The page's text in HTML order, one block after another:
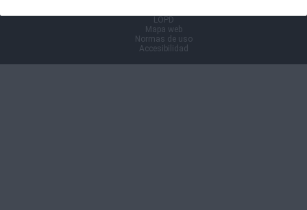
LOPD
Mapa web
Normas de uso
Accesibilidad